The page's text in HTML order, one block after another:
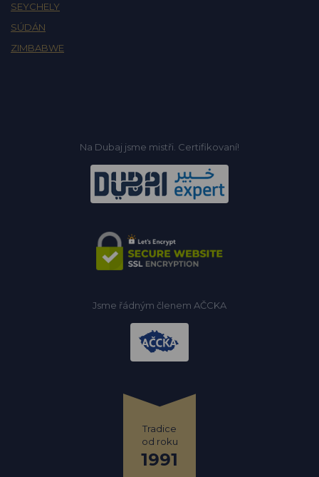
SEYCHELY
SÚDÁN
ZIMBABWE
Na Dubaj jsme mistři. Certifikovaní!
Jsme řádným členem AČCKA
Tradice
od roku
1991